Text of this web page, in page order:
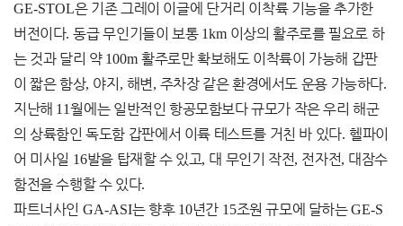
GE-STOL은 기존 그레이 이글에 단거리 이착륙 기능을 추가한
버전이다.동급 무인기들이 보통 1km 이상의 활주로를 필요로 하
는 것과 달리 약 100m활주로만 확보해도 이착륙이 가능해 갑판
이 짧은 함상, 야지 , 해변, 주차장 같은 환경에서도 운용 가능하다.
지난해 11월에는 일반적인 항공모함보다 규모가 작은 우리 해군
의 상륙함인 독도함 갑판에서 이륙 테스트를 거친 바 있다. 헬파이
어 미사일 16발을 탑재할 수 있고, 대 무인기 작전, 전자전, 대잠수
함전을 수행할 수 있다.
파트너사인 GA-ASI는 향후 10년간 15조원 규모에 달하는GE-S